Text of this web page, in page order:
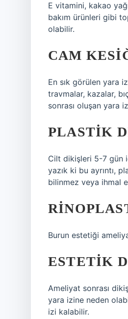
E vitamini, kakao
bakım ürünleri gibi
olabilir.
CAM
En sık görülen yara
travmalar, kazalar,
sonrası oluşan yara
PLASTIK
Cilt dikişleri 5-7 gün
yazık ki bu ayrıntı,
bilinmez veya ihmal
Burun estetiği
ESTETIK
Ameliyat sonrası
yara izine neden
izi kalabilir.